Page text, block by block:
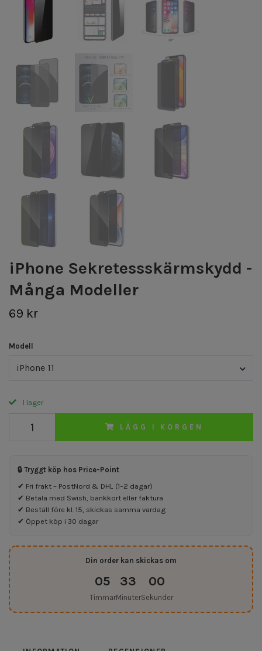
iPhone Sekretessskärmskydd -
Många Modeller
69 kr
Modell
iPhone 11
I lager
LÄGG I KORGEN
🔒 Tryggt köp hos Price-Point
✔ Fri frakt – PostNord & DHL (1–2 dagar)
✔ Betala med Swish, bankkort eller faktura
✔ Beställ före kl. 15, skickas samma vardag
✔ Öppet köp i 30 dagar
Din order kan skickas om
05
Timmar
32
Minuter
59
Sekunder